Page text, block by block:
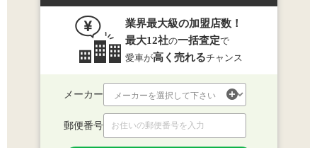
業界最大級の加盟店数！
最大12社の一括査定で
愛車が高く売れるチャンス
メーカー
郵便番号